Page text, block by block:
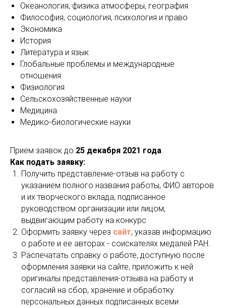
Океанология, физика атмосферы, география
Философия, социология, психология и право
Экономика
История
Литература и язык
Глобальные проблемы и международные
отношения
Физиология
Сельскохозяйственные науки
Медицина
Медико-биологические науки
Прием заявок до 25 декабря 2021 года.
Как подать заявку:
Получить представление-отзыв на работу с
указанием полного названия работы, ФИО авторов
и их творческого вклада, подписанное
руководством организации или лицом,
выдвигающим работу на конкурс
Оформить заявку через сайт, указав информацию
о работе и ее авторах - соискателях медалей РАН.
Распечатать справку о работе, доступную после
оформления заявки на сайте, приложить к ней
оригиналы представления-отзыва на работу и
согласий на сбор, хранение и обработку
персональных данных подписанных всеми